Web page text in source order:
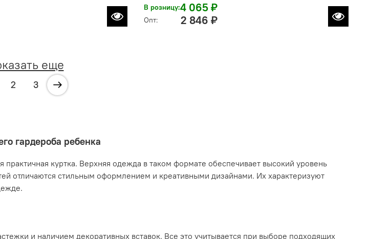
В розницу:4 065 ₽
Опт: 2 846 ₽
еще
2 3
гардероба ребенка
куртка. Верхняя одежда в таком формате обеспечивает высокий уровень
отличаются стильным оформлением и креативными дизайнами. Их характеризуют
и наличием декоративных вставок. Все это учитывается при выборе подходящих